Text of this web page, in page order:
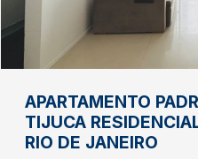
APARTAMENTO
TIJUCA
RIO DE JANEIRO